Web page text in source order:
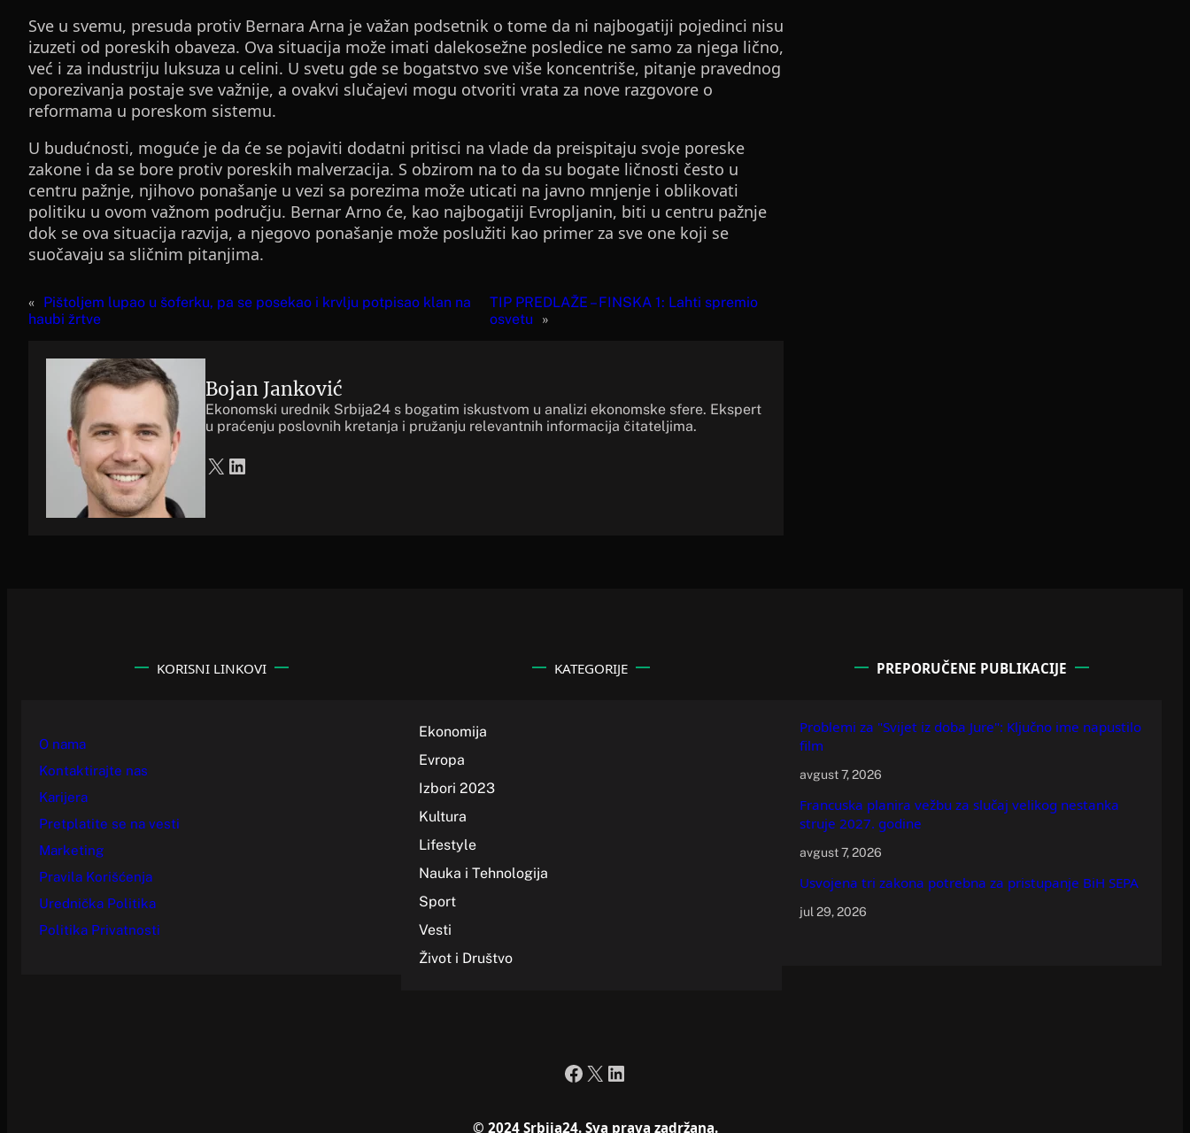
Sve u svemu, presuda protiv Bernara Arna je važan podsetnik o tome da ni najbogatiji pojedinci nisu
izuzeti od poreskih obaveza. Ova situacija može imati dalekosežne posledice ne samo za njega lično,
već i za industriju luksuza u celini. U svetu gde se bogatstvo sve više koncentriše, pitanje pravednog
oporezivanja postaje sve važnije, a ovakvi slučajevi mogu otvoriti vrata za nove razgovore o
reformama u poreskom sistemu.
U budućnosti, moguće je da će se pojaviti dodatni pritisci na vlade da preispitaju svoje poreske
zakone i da se bore protiv poreskih malverzacija. S obzirom na to da su bogate ličnosti često u
centru pažnje, njihovo ponašanje u vezi sa porezima može uticati na javno mnjenje i oblikovati
politiku u ovom važnom području. Bernar Arno će, kao najbogatiji Evropljanin, biti u centru pažnje
dok se ova situacija razvija, a njegovo ponašanje može poslužiti kao primer za sve one koji se
suočavaju sa sličnim pitanjima.
« Pištoljem lupao u šoferku, pa se posekao i krvlju potpisao klan na
haubi žrtve
TIP PREDLAŽE – FINSKA 1: Lahti spremio
osvetu
»
Bojan Janković
Ekonomski urednik Srbija24 s bogatim iskustvom u analizi ekonomske sfere. Ekspert
u praćenju poslovnih kretanja i pružanju relevantnih informacija čitateljima.
X LinkedIn
KORISNI LINKOVI
O nama
Kontaktirajte nas
Karijera
Pretplatite se na vesti
Marketing
Pravila Korišćenja
Urednička Politika
Politika Privatnosti
KATEGORIJE
Ekonomija
Evropa
Izbori 2023
Kultura
Lifestyle
Nauka i Tehnologija
Sport
Vesti
Život i Društvo
PREPORUČENE PUBLIKACIJE
Problemi za "Svijet iz doba Jure": Ključno ime napustilo
film
avgust 7, 2026
Francuska planira vežbu za slučaj velikog nestanka
struje 2027. godine
avgust 7, 2026
Usvojena tri zakona potrebna za pristupanje BiH SEPA
jul 29, 2026
Facebook
X LinkedIn
© 2024 Srbija24. Sva prava zadržana.